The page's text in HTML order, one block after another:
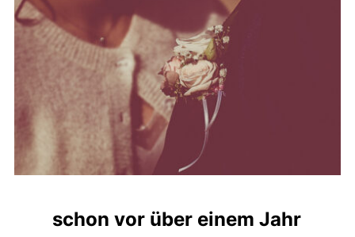
schon vor über einem Jahr